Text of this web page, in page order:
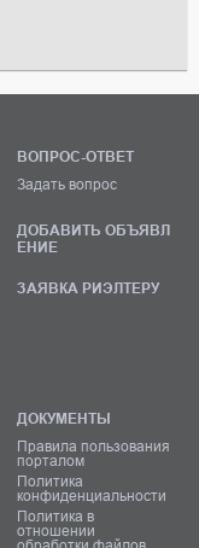
ВОПРОС-ОТВЕТ
Задать вопрос
ДОБАВИТЬ ОБЪЯВЛ
ЕНИЕ
ЗАЯВКА РИЭЛТЕРУ
ДОКУМЕНТЫ
Правила пользования
порталом
Политика
конфиденциальности
Политика в
отношении